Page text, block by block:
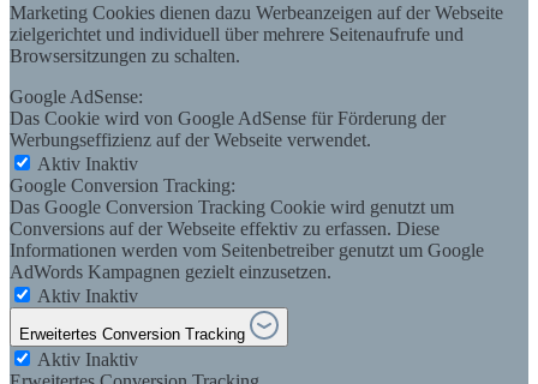
Marketing Cookies dienen dazu Werbeanzeigen auf der Webseite
zielgerichtet und individuell über mehrere Seitenaufrufe und
Browsersitzungen zu schalten.
Google AdSense:
Das Cookie wird von Google AdSense für Förderung der
Werbungseffizienz auf der Webseite verwendet.
Aktiv Inaktiv
Google Conversion Tracking:
Das Google Conversion Tracking Cookie wird genutzt um
Conversions auf der Webseite effektiv zu erfassen. Diese
Informationen werden vom Seitenbetreiber genutzt um Google
AdWords Kampagnen gezielt einzusetzen.
Aktiv Inaktiv
Erweitertes Conversion Tracking
Aktiv Inaktiv